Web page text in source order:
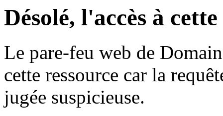
Désolé, l'accès à
Le pare-feu web de
cette ressource car la
jugée suspicieuse.